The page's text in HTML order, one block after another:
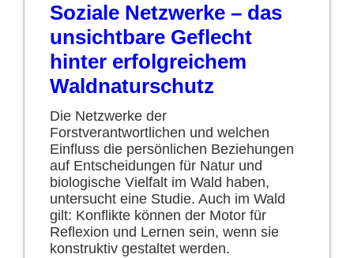
Soziale Netzwerke – das
unsichtbare Geflecht
hinter erfolgreichem
Waldnaturschutz
Die Netzwerke der
Forstverantwortlichen und welchen
Einfluss die persönlichen Beziehungen
auf Entscheidungen für Natur und
biologische Vielfalt im Wald haben,
untersucht eine Studie. Auch im Wald
gilt: Konflikte können der Motor für
Reflexion und Lernen sein, wenn sie
konstruktiv gestaltet werden.